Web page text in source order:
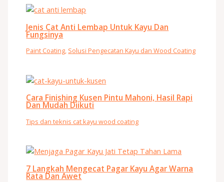
Jenis Cat Anti Lembap Untuk Kayu Dan
Fungsinya
Paint Coating, Solusi Pengecatan Kayu dan Wood Coating
Cara Finishing Kusen Pintu Mahoni, Hasil Rapi
Dan Mudah Diikuti
Tips dan teknis cat kayu wood coating
7 Langkah Mengecat Pagar Kayu Agar Warna
Rata Dan Awet